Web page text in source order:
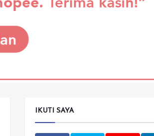
IKUTI SAYA